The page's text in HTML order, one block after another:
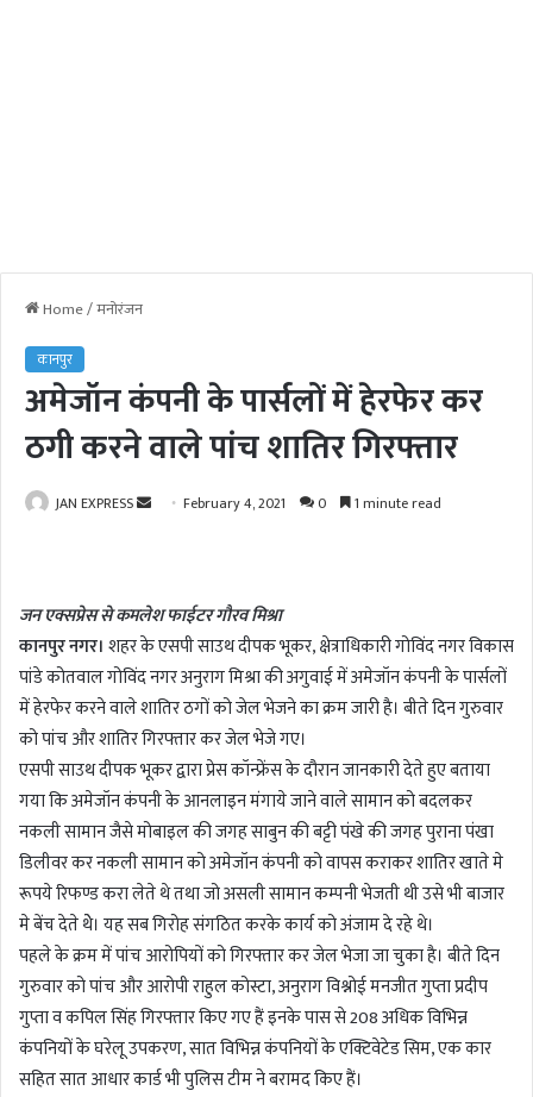
Home/मनोरंजन
कानपुर
अमेजॉन कंपनी के पार्सलों में हेरफेर कर
ठगी करने वाले पांच शातिर गिरफ्तार
JAN EXPRESS
a
n
e
m
a
i
l
February 4, 2021 0 1 minute read
जन एक्सप्रेस से कमलेश फाईटर गौरव मिश्रा
कानपुर नगर। शहर के एसपी साउथ दीपक भूकर, क्षेत्राधिकारी गोविंद नगर विकास
पांडे कोतवाल गोविंद नगर अनुराग मिश्रा की अगुवाई में अमेजॉन कंपनी के पार्सलों
में हेरफेर करने वाले शातिर ठगों को जेल भेजने का क्रम जारी है। बीते दिन गुरुवार
को पांच और शातिर गिरफ्तार कर जेल भेजे गए।
एसपी साउथ दीपक भूकर द्वारा प्रेस कॉन्फ्रेंस के दौरान जानकारी देते हुए बताया
गया कि अमेजॉन कंपनी के आनलाइन मंगाये जाने वाले सामान को बदलकर
नकली सामान जैसे मोबाइल की जगह साबुन की बट्टी पंखे की जगह पुराना पंखा
डिलीवर कर नकली सामान को अमेजॉन कंपनी को वापस कराकर शातिर खाते मे
रूपये रिफण्ड करा लेते थे तथा जो असली सामान कम्पनी भेजती थी उसे भी बाजार
मे बेंच देते थेे। यह सब गिरोह संगठित करके कार्य को अंजाम दे रहे थे।
पहले के क्रम में पांच आरोपियों को गिरफ्तार कर जेल भेजा जा चुका है। बीते दिन
गुरुवार को पांच और आरोपी राहुल कोस्टा, अनुराग विश्नोई मनजीत गुप्ता प्रदीप
गुप्ता व कपिल सिंह गिरफ्तार किए गए हैं इनके पास से 208 अधिक विभिन्न
कंपनियों के घरेलू उपकरण, सात विभिन्न कंपनियों के एक्टिवेटेड सिम, एक कार
सहित सात आधार कार्ड भी पुलिस टीम ने बरामद किए हैं।